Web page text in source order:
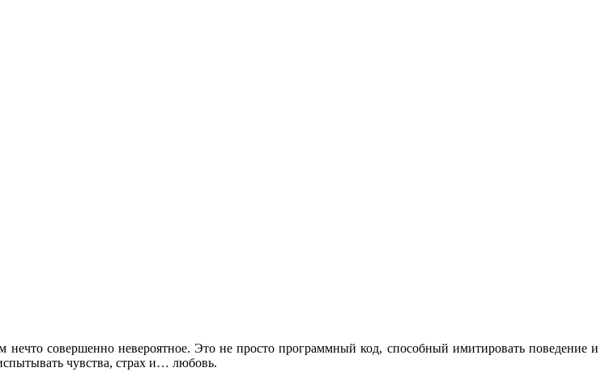
совершенно невероятное. Это не просто программный код, способный имитировать поведение и
чувства, страх и… любовь.